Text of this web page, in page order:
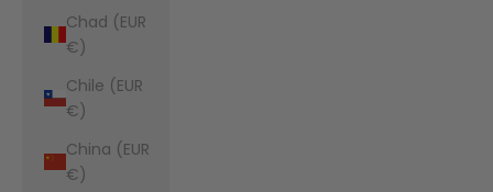
Chad (EUR
€)
Chile (EUR
€)
China (EUR
€)